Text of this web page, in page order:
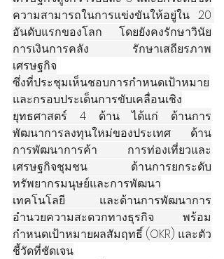
ความสามารถในการแข่งขันให้อยู่ใน 20
อันดับแรกของโลก โดยยังคงรักษาวินัย
การเงินการคลัง รักษาเสถียรภาพ
เศรษฐกิจ
ซึ่งที่ประชุมเห็นชอบการกำหนดเป้าหมาย
และกรอบประเด็นการขับเคลื่อนเชิง
ยุทธศาสตร์ 4 ด้าน ได้แก่ ด้านการ
พัฒนาการลงทุนใหม่ของประเทศ ด้าน
การพัฒนาการค้า การท่องเที่ยวและ
เศรษฐกิจชุมชน ด้านการยกระดับ
ทรัพยากรมนุษย์และการพัฒนา
เทคโนโลยี และด้านการพัฒนาการ
อำนวยความสะดวกทางธุรกิจ พร้อม
กำหนดเป้าหมายผลสัมฤทธิ์ (OKR) และตัว
ชี้วัดที่ชัดเจน